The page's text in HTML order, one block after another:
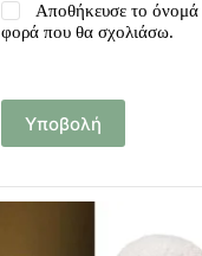
Αποθήκευσε το όνομά
φορά που θα σχολιάσω.
Υποβολή